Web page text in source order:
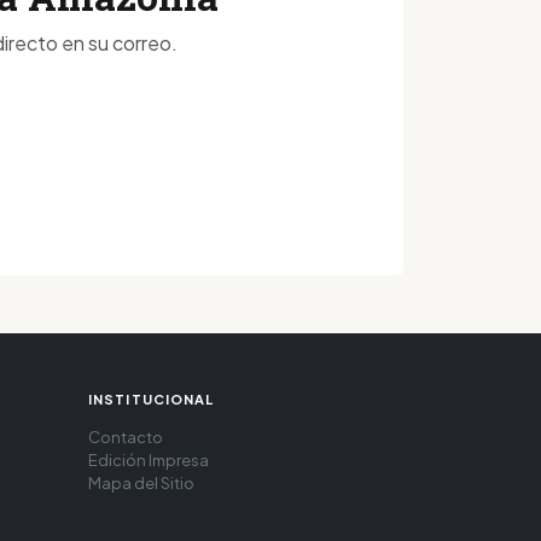
en su correo.
INSTITUCIONAL
Contacto
Edición Impresa
Mapa del Sitio